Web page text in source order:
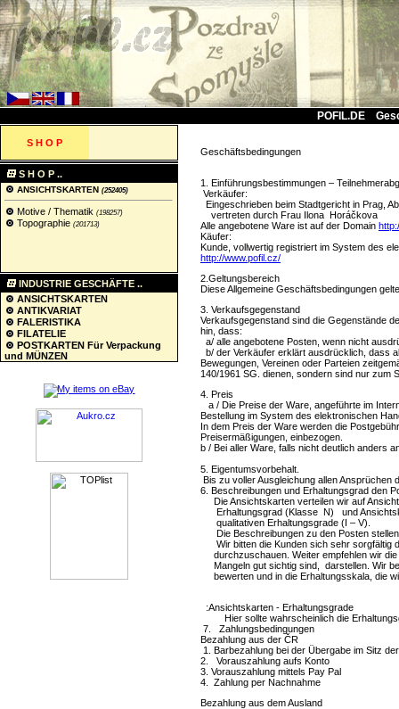
POFIL.DE
S H O P
S H O P ..
ANSICHTSKARTEN (252405)
Motive / Thematik (198257)
Topographie (201713)
INDUSTRIE GESCHÄFTE ..
ANSICHTSKARTEN
ANTIKVARIAT
FALERISTIKA
FILATELIE
POSTKARTEN Für Verpackung
und MÜNZEN
Geschäftsbedingungen
1. Einführungsbestimmungen –
Verkäufer:
Eingeschrieben beim Stadtgericht in Prag,
vertreten durch Frau Ilona Horáčkova
Alle angebotene Ware ist auf der Domain
Käufer:
Kunde, vollwertig registriert im System des
http://www.pofil.cz/
2.Geltungsbereich
Diese Allgemeine Geschäftsbedingungen
3. Verkaufsgegenstand
Verkaufsgegenstand sind die Gegenstände
hin, dass:
a/ alle angebotene Posten, wenn nicht
b/ der Verkäufer erklärt ausdrücklich, dass
Bewegungen, Vereinen oder Parteien
140/1961 SG. dienen, sondern sind nur zum
4. Preis
a / Die Preise der Ware, angeführte im
Bestellung im System des elektronischen
In dem Preis der Ware werden die
Preisermäßigungen, einbezogen.
b / Bei aller Ware, falls nicht deutlich anders
5. Eigentumsvorbehalt.
Bis zu voller Ausgleichung allen Ansprüchen
6. Beschreibungen und Erhaltungsgrad den
Die Ansichtskarten verteilen wir auf
Erhaltungsgrad (Klasse N) und
qualitativen Erhaltungsgrade (I – V).
Die Beschreibungen zu den Posten
Wir bitten die Kunden sich sehr sorgfältig
durchzuschauen. Weiter empfehlen wir die
Mangeln gut sichtig sind, darstellen. Wir
bewerten und in die Erhaltungsskala, die
:Ansichtskarten - Erhaltungsgrade
Hier sollte wahrscheinlich die
7. Zahlungsbedingungen
Bezahlung aus der ČR
1. Barbezahlung bei der Übergabe im Sitz
2. Vorauszahlung aufs Konto
3. Vorauszahlung mittels Pay Pal
4. Zahlung per Nachnahme
Bezahlung aus dem Ausland